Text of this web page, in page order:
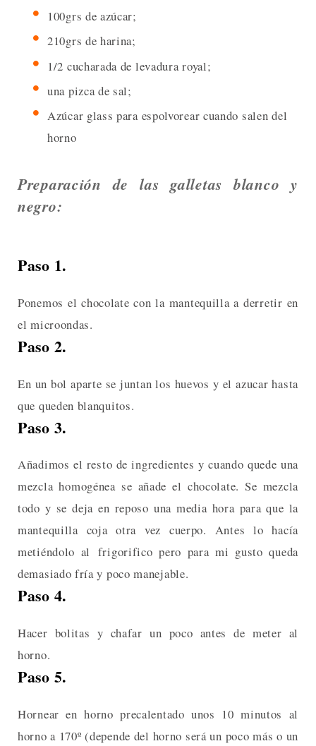
100grs de azúcar;
210grs de harina;
1/2 cucharada de levadura royal;
una pizca de sal;
Azúcar glass para espolvorear cuando salen del
horno
Preparación de las galletas blanco y
negro:
Paso 1.
Ponemos el chocolate con la mantequilla a derretir en
el microondas.
Paso 2.
En un bol aparte se juntan los huevos y el azucar hasta
que queden blanquitos.
Paso 3.
Añadimos el resto de ingredientes y cuando quede una
mezcla homogénea se añade el chocolate. Se mezcla
todo y se deja en reposo una media hora para que la
mantequilla coja otra vez cuerpo. Antes lo hacía
metiéndolo al frigorifico pero para mi gusto queda
demasiado fría y poco manejable.
Paso 4.
Hacer bolitas y chafar un poco antes de meter al
horno.
Paso 5.
Hornear en horno precalentado unos 10 minutos al
horno a 170º (depende del horno será un poco más o un